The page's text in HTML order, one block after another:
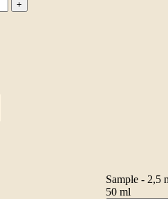
+
Sample - 2,5
50 ml